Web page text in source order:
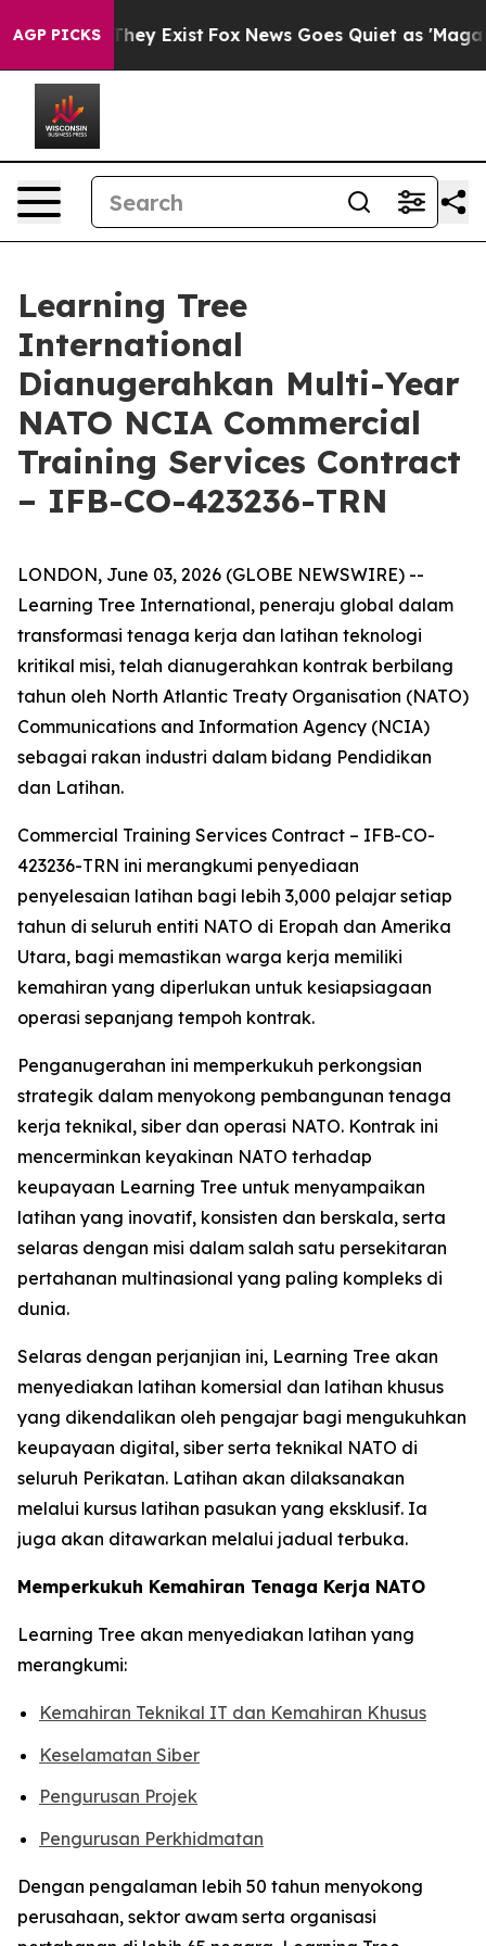
AGP PICKS
Proof They Exist Fox News Goes Quiet as 'Maga
Learning Tree
International
Dianugerahkan Multi-Year
NATO NCIA Commercial
Training Services Contract
– IFB-CO-423236-TRN
LONDON, June 03, 2026 (GLOBE NEWSWIRE) --
Learning Tree International, peneraju global dalam
transformasi tenaga kerja dan latihan teknologi
kritikal misi, telah dianugerahkan kontrak berbilang
tahun oleh North Atlantic Treaty Organisation (NATO)
Communications and Information Agency (NCIA)
sebagai rakan industri dalam bidang Pendidikan
dan Latihan.
Commercial Training Services Contract – IFB-CO-
423236-TRN ini merangkumi penyediaan
penyelesaian latihan bagi lebih 3,000 pelajar setiap
tahun di seluruh entiti NATO di Eropah dan Amerika
Utara, bagi memastikan warga kerja memiliki
kemahiran yang diperlukan untuk kesiapsiagaan
operasi sepanjang tempoh kontrak.
Penganugerahan ini memperkukuh perkongsian
strategik dalam menyokong pembangunan tenaga
kerja teknikal, siber dan operasi NATO. Kontrak ini
mencerminkan keyakinan NATO terhadap
keupayaan Learning Tree untuk menyampaikan
latihan yang inovatif, konsisten dan berskala, serta
selaras dengan misi dalam salah satu persekitaran
pertahanan multinasional yang paling kompleks di
dunia.
Selaras dengan perjanjian ini, Learning Tree akan
menyediakan latihan komersial dan latihan khusus
yang dikendalikan oleh pengajar bagi mengukuhkan
keupayaan digital, siber serta teknikal NATO di
seluruh Perikatan. Latihan akan dilaksanakan
melalui kursus latihan pasukan yang eksklusif. Ia
juga akan ditawarkan melalui jadual terbuka.
Memperkukuh Kemahiran Tenaga Kerja NATO
Learning Tree akan menyediakan latihan yang
merangkumi:
Kemahiran Teknikal IT dan Kemahiran Khusus
Keselamatan Siber
Pengurusan Projek
Pengurusan Perkhidmatan
Dengan pengalaman lebih 50 tahun menyokong
perusahaan, sektor awam serta organisasi